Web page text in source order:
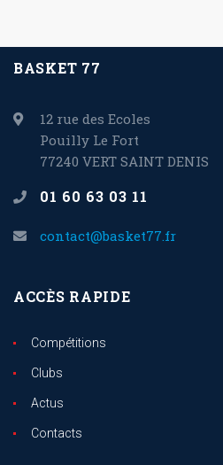
BASKET 77
12 rue des Ecoles
Pouilly Le Fort
77240 VERT SAINT DENIS
01 60 63 03 11
contact@basket77.fr
ACCÈS RAPIDE
Compétitions
Clubs
Actus
Contacts